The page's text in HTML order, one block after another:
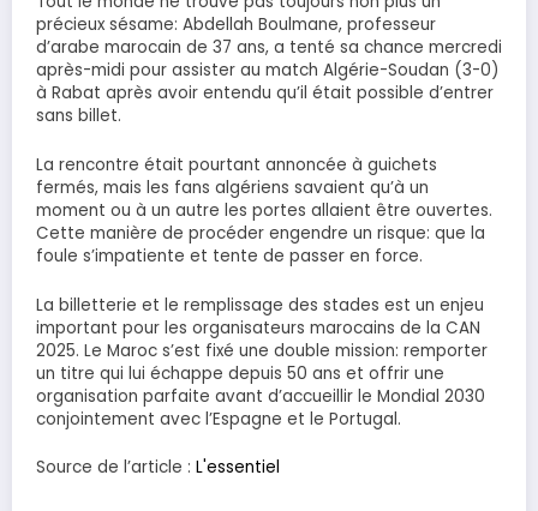
précieux sésame: Abdellah Boulmane, professeur
d’arabe marocain de 37 ans, a tenté sa chance mercredi
après-midi pour assister au match Algérie-Soudan (3-0)
à Rabat après avoir entendu qu’il était possible d’entrer
sans billet.
La rencontre était pourtant annoncée à guichets
fermés, mais les fans algériens savaient qu’à un
moment ou à un autre les portes allaient être ouvertes.
Cette manière de procéder engendre un risque: que la
foule s’impatiente et tente de passer en force.
La billetterie et le remplissage des stades est un enjeu
important pour les organisateurs marocains de la CAN
2025. Le Maroc s’est fixé une double mission: remporter
un titre qui lui échappe depuis 50 ans et offrir une
organisation parfaite avant d’accueillir le Mondial 2030
conjointement avec l’Espagne et le Portugal.
Source de l’article : L'essentiel